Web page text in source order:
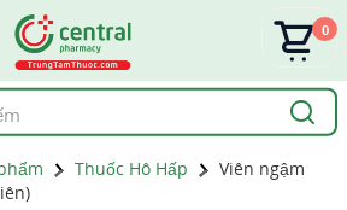
0
Thuốc Hô Hấp
Viên ngậm